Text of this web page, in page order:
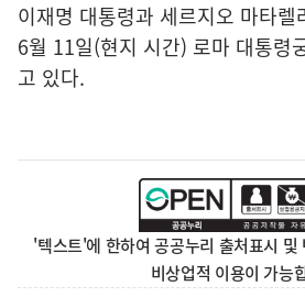
이재명 대통령과 세르지오 마타렐
6월 11일(현지 시간) 로마 대통령
고 있다.
'텍스트'에 한하여 공공누리 출처표시 및
비상업적 이용이 가능